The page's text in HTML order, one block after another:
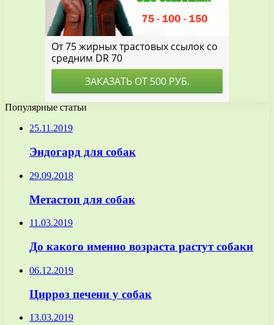
Популярные статьи
25.11.2019
Эндогард для собак
29.09.2018
Метастоп для собак
11.03.2019
До какого именно возраста растут собаки
06.12.2019
Цирроз печени у собак
13.03.2019